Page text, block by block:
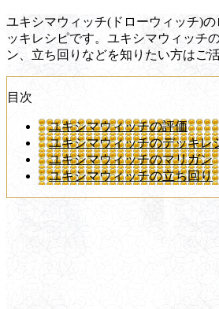
ユキシマウィッチ(ドローウィッチ)
ッキレシピです。ユキシマウィッチ
ン、立ち回りなどを知りたい方はご
目次
ユキシマウィッチの評価
ユキシマウィッチのデッキレ
ユキシマウィッチのマリガン
ユキシマウィッチの立ち回り